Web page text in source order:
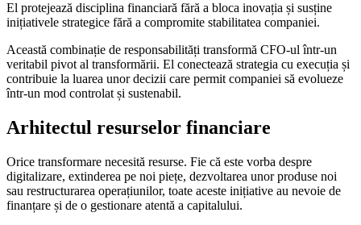
El protejează disciplina financiară fără a bloca inovația și susține
inițiativele strategice fără a compromite stabilitatea companiei.
Această combinație de responsabilități transformă CFO-ul într-un
veritabil pivot al transformării. El conectează strategia cu execuția și
contribuie la luarea unor decizii care permit companiei să evolueze
într-un mod controlat și sustenabil.
Arhitectul resurselor financiare
Orice transformare necesită resurse. Fie că este vorba despre
digitalizare, extinderea pe noi piețe, dezvoltarea unor produse noi
sau restructurarea operațiunilor, toate aceste inițiative au nevoie de
finanțare și de o gestionare atentă a capitalului.